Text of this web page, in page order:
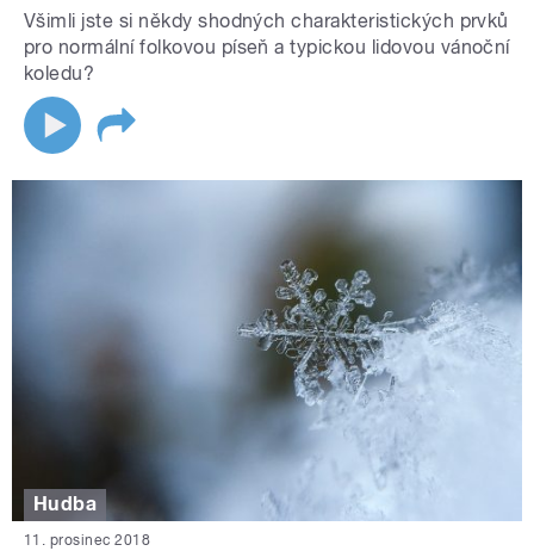
Všimli jste si někdy shodných charakteristických prvků
pro normální folkovou píseň a typickou lidovou vánoční
koledu?
Hudba
11. prosinec 2018